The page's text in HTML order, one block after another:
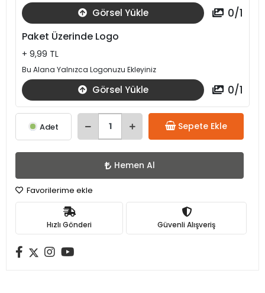
Görsel Yükle 0/1
Paket Üzerinde Logo
+ 9,99 TL
Bu Alana Yalnızca Logonuzu Ekleyiniz
Görsel Yükle 0/1
Adet Sepete Ekle
Hemen Al
Favorilerime ekle
Hızlı Gönderi Güvenli Alışveriş